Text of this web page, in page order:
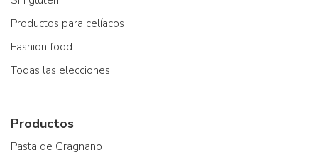
Productos para celíacos
Fashion food
Todas las elecciones
Productos
Pasta de Gragnano